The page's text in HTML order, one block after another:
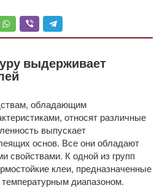
выдерживает
обладающим
относят различные
выпускает
основ. Все они обладают
свойствами. К одной из групп
клеи, предназначенные
диапазоном.